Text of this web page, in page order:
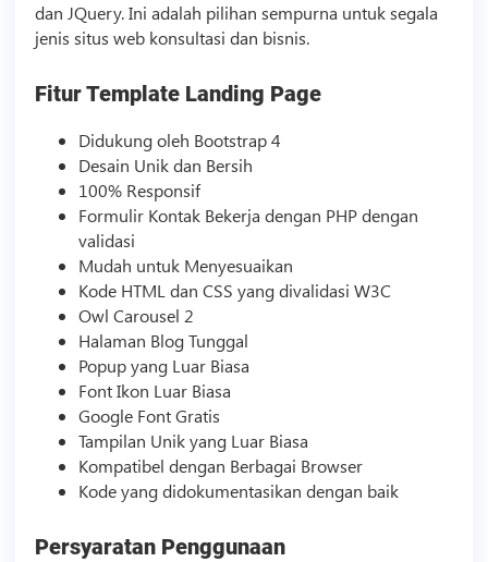
dan JQuery. Ini adalah pilihan sempurna untuk segala
jenis situs web konsultasi dan bisnis.
FiturTemplateLanding Page
Didukung oleh Bootstrap 4
Desain Unik dan Bersih
100% Responsif
Formulir Kontak Bekerja dengan PHP dengan
validasi
Mudah untuk Menyesuaikan
Kode HTML dan CSS yang divalidasi W3C
Owl Carousel 2
Halaman Blog Tunggal
Popup yang Luar Biasa
Font Ikon Luar Biasa
Google Font Gratis
Tampilan Unik yang Luar Biasa
Kompatibel dengan Berbagai Browser
Kode yang didokumentasikan dengan baik
Persyaratan Penggunaan